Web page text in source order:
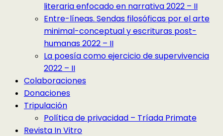
literaria enfocado en narrativa 2022 – II
Entre-líneas. Sendas filosóficas por el arte
minimal-conceptual y escrituras post-
humanas 2022 – II
La poesía como ejercicio de supervivencia
2022 – II
Colaboraciones
Donaciones
Tripulación
Política de privacidad – Tríada Primate
Revista In Vitro